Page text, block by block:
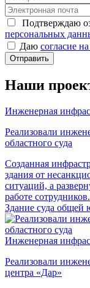
Подтверждаю
персональных
Даю согласие
Отправить
Наши
Инженерная
Реализовали
областного суда
Созданная
здания от
ситуаций, а
работе сотрудников.
Здание суда общей
Инженерная
Реализовали
центра «Дар»